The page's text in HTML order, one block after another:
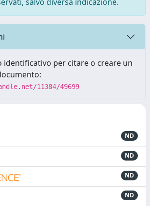
identificativo per citare o creare un
11384/49699
ND
ND
ND
ND